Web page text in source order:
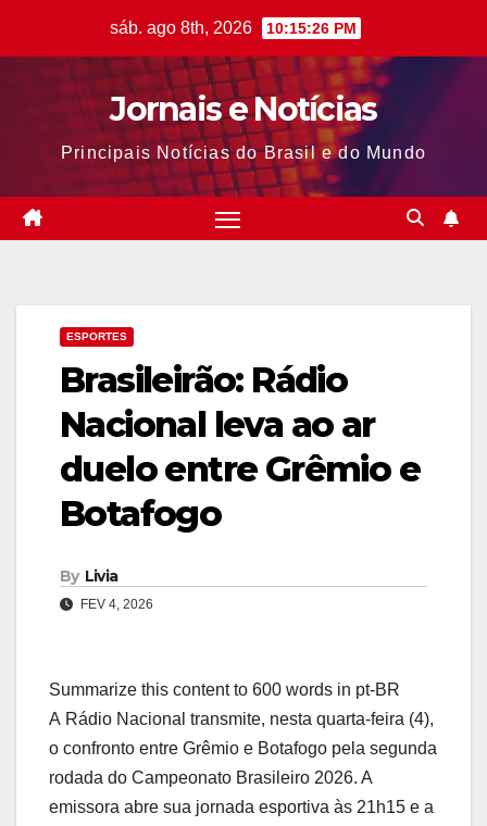
sáb. ago 8th, 2026 10:15:27 PM
Jornais e Notícias
Principais Notícias do Brasil e do Mundo
ESPORTES
Brasileirão: Rádio
Nacional leva ao ar
duelo entre Grêmio e
Botafogo
By Livia
FEV 4, 2026
Summarize this content to 600 words in pt-BR
A Rádio Nacional transmite, nesta quarta-feira (4),
o confronto entre Grêmio e Botafogo pela segunda
rodada do Campeonato Brasileiro 2026. A
emissora abre sua jornada esportiva às 21h15 e a